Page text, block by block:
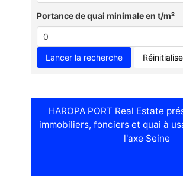
Portance de quai minimale en t/m²
HAROPA PORT Real Estate
immobiliers, fonciers et quai à
l'axe Seine